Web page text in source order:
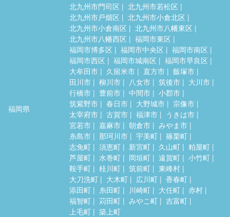
福岡県
北九州市門司区
北九州市若松区
北九州市戸畑区
北九州市小倉北区
北九州市小倉南区
北九州市八幡東区
北九州市八幡西区
福岡市東区
福岡市博多区
福岡市中央区
福岡市南区
福岡市西区
福岡市城南区
福岡市早良区
大牟田市
久留米市 直方市
飯塚市
田川市
柳川市 八女市 筑後市
大川市
行橋市
豊前市 中間市
小郡市
筑紫野市
春日市 大野城市
宗像市
太宰府市
古賀市 福津市
うきは市
宮若市
嘉麻市 朝倉市
みやま市
糸島市
那珂川市 宇美町
篠栗町
志免町
須恵町 新宮町 久山町
粕屋町
芦屋町
水巻町 岡垣町 遠賀町
小竹町
鞍手町
桂川町 筑前町
東峰村
大刀洗町
大木町 広川町
香春町
添田町
糸田町 川崎町 大任町
赤村
福智町
苅田町 みやこ町
吉富町
上毛町
築上町